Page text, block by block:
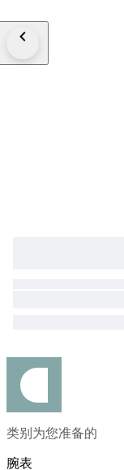
madera.
类别为您准备的
腕表